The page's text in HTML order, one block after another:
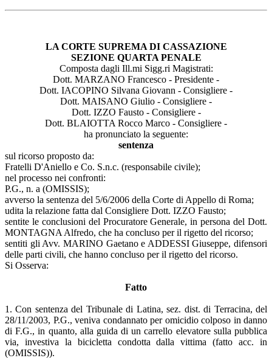
LA CORTE SUPREMA DI CASSAZIONE
SEZIONE QUARTA PENALE
Composta dagli Ill.mi Sigg.ri Magistrati:
Dott. MARZANO Francesco - Presidente -
Dott. IACOPINO Silvana Giovann - Consigliere -
Dott. MAISANO Giulio - Consigliere -
Dott. IZZO Fausto - Consigliere -
Dott. BLAIOTTA Rocco Marco - Consigliere -
ha pronunciato la seguente:
sentenza
sul ricorso proposto da:
Fratelli D'Aniello e Co. S.n.c. (responsabile civile);
nel processo nei confronti:
P.G., n. a (OMISSIS);
avverso la sentenza del 5/6/2006 della Corte di Appello di Roma;
udita la relazione fatta dal Consigliere Dott. IZZO Fausto;
sentite le conclusioni del Procuratore Generale, in persona del Dott.
MONTAGNA Alfredo, che ha concluso per il rigetto del ricorso;
sentiti gli Avv. MARINO Gaetano e ADDESSI Giuseppe, difensori
delle parti civili, che hanno concluso per il rigetto del ricorso.
Si Osserva:
Fatto
1. Con sentenza del Tribunale di Latina, sez. dist. di Terracina, del
28/11/2003, P.G., veniva condannato per omicidio colposo in danno
di F.G., in quanto, alla guida di un carrello elevatore sulla pubblica
via, investiva la bicicletta condotta dalla vittima (fatto acc. in
(OMISSIS)).